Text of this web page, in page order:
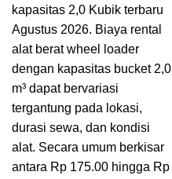
kapasitas 2,0 Kubik terbaru
Agustus 2026. Biaya rental
alat berat wheel loader
dengan kapasitas bucket 2,0
m³ dapat bervariasi
tergantung pada lokasi,
durasi sewa, dan kondisi
alat. Secara umum berkisar
antara Rp 175.00 hingga Rp